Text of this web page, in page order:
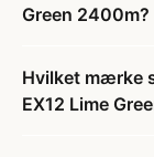
Green 2400m?
Hvilket mærke
EX12 Lime